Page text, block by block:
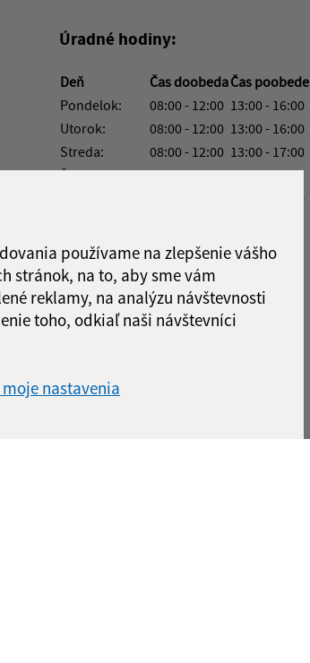
používame na zlepšenie vášho
stránok, na to, aby sme vám
reklamy, na analýzu návštevnosti
toho, odkiaľ naši návštevníci
nastavenia
Úradné hodiny:
Deň Čas doobedaČas poobede
Pondelok:
08:00 - 12:00 13:00 - 16:00
Utorok:
08:00 - 12:00 13:00 - 16:00
Streda:
08:00 - 12:00 13:00 - 17:00
Štvrtok:
08:00 - 12:00
13:00 - 16:00